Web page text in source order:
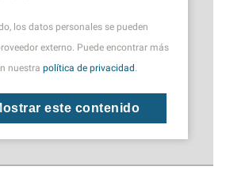
los datos personales se pueden
externo. Puede encontrar más
nuestra política de privacidad .
este contenido